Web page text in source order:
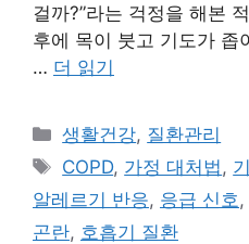
걸까?”라는 걱정을 해본
후에 목이 붓고 기도가 좁
… 더 읽기
카
테
리
생활건강, 질환관리
태
그
COPD, 가정 대처법 ,
알레르기 반응, 응급 신호 ,
곤란, 호흡기 질환